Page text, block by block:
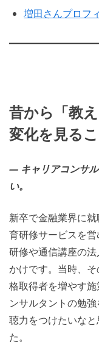
増田さんプロフ
昔から「教
変化を見る
― キャリアコンサ
い。
新卒で金融業界に
育研修サービスを
研修や通信講座の
かけです。当時、
格取得者を増やす
ンサルタントの勉
聴力をつけたいな
た。